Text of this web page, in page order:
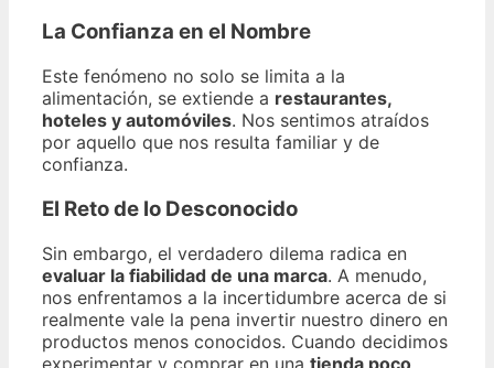
La Confianza en el Nombre
Este fenómeno no solo se limita a la
alimentación, se extiende a restaurantes,
hoteles y automóviles. Nos sentimos atraídos
por aquello que nos resulta familiar y de
confianza.
El Reto de lo Desconocido
Sin embargo, el verdadero dilema radica en
evaluar la fiabilidad de una marca. A menudo,
nos enfrentamos a la incertidumbre acerca de si
realmente vale la pena invertir nuestro dinero en
productos menos conocidos. Cuando decidimos
experimentar y comprar en una tienda poco